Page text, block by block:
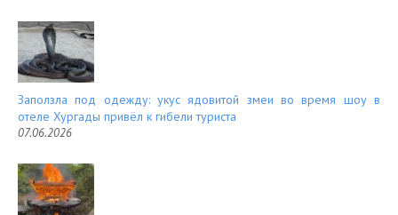
Заползла под одежду: укус ядовитой змеи во время шоу в
отеле Хургады привёл к гибели туриста
07.06.2026